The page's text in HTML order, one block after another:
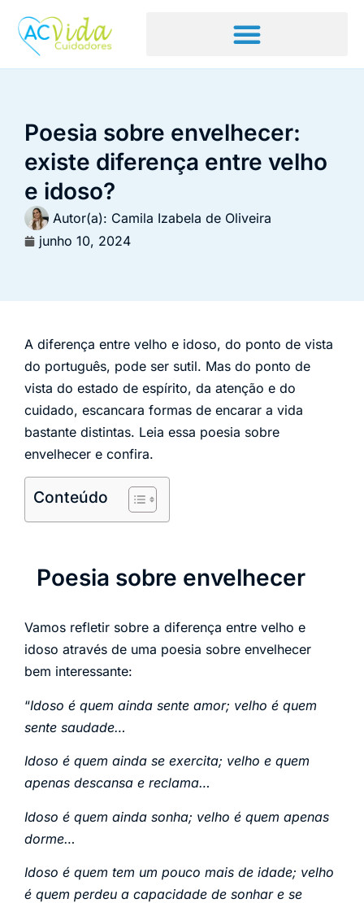
Poesia sobre envelhecer:
existe diferença entre velho
e idoso?
Autor(a): Camila Izabela de Oliveira
junho 10, 2024
A diferença entre velho e idoso, do ponto de vista
do português, pode ser sutil. Mas do ponto de
vista do estado de espírito, da atenção e do
cuidado, escancara formas de encarar a vida
bastante distintas. Leia essa poesia sobre
envelhecer e confira.
Conteúdo
Poesia sobre envelhecer
Vamos refletir sobre a diferença entre velho e
idoso através de uma poesia sobre envelhecer
bem interessante:
“Idoso é quem ainda sente amor; velho é quem
sente saudade…
Idoso é quem ainda se exercita; velho e quem
apenas descansa e reclama…
Idoso é quem ainda sonha; velho é quem apenas
dorme…
Idoso é quem tem um pouco mais de idade; velho
é quem perdeu a capacidade de sonhar e se